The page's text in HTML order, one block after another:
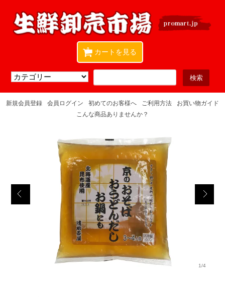
カートを見る
0
新規会員登録 会員ログイン 初めてのお客様へ ご利用方法
お買い物ガイド
こんな商品ありませんか？
1/4